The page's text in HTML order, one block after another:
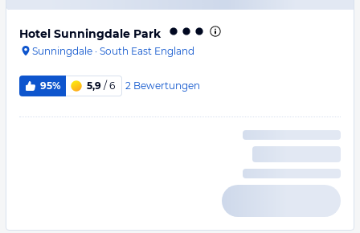
Hotel Sunningdale Park
Sunningdale · South East England
95% 5,9 / 6 2 Bewertungen